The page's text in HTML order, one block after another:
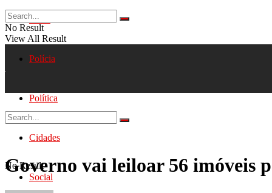
Geral
Polícia
Política
Cidades
Social
No Result
View All Result
No Result
Governo vai leiloar 56 imóveis